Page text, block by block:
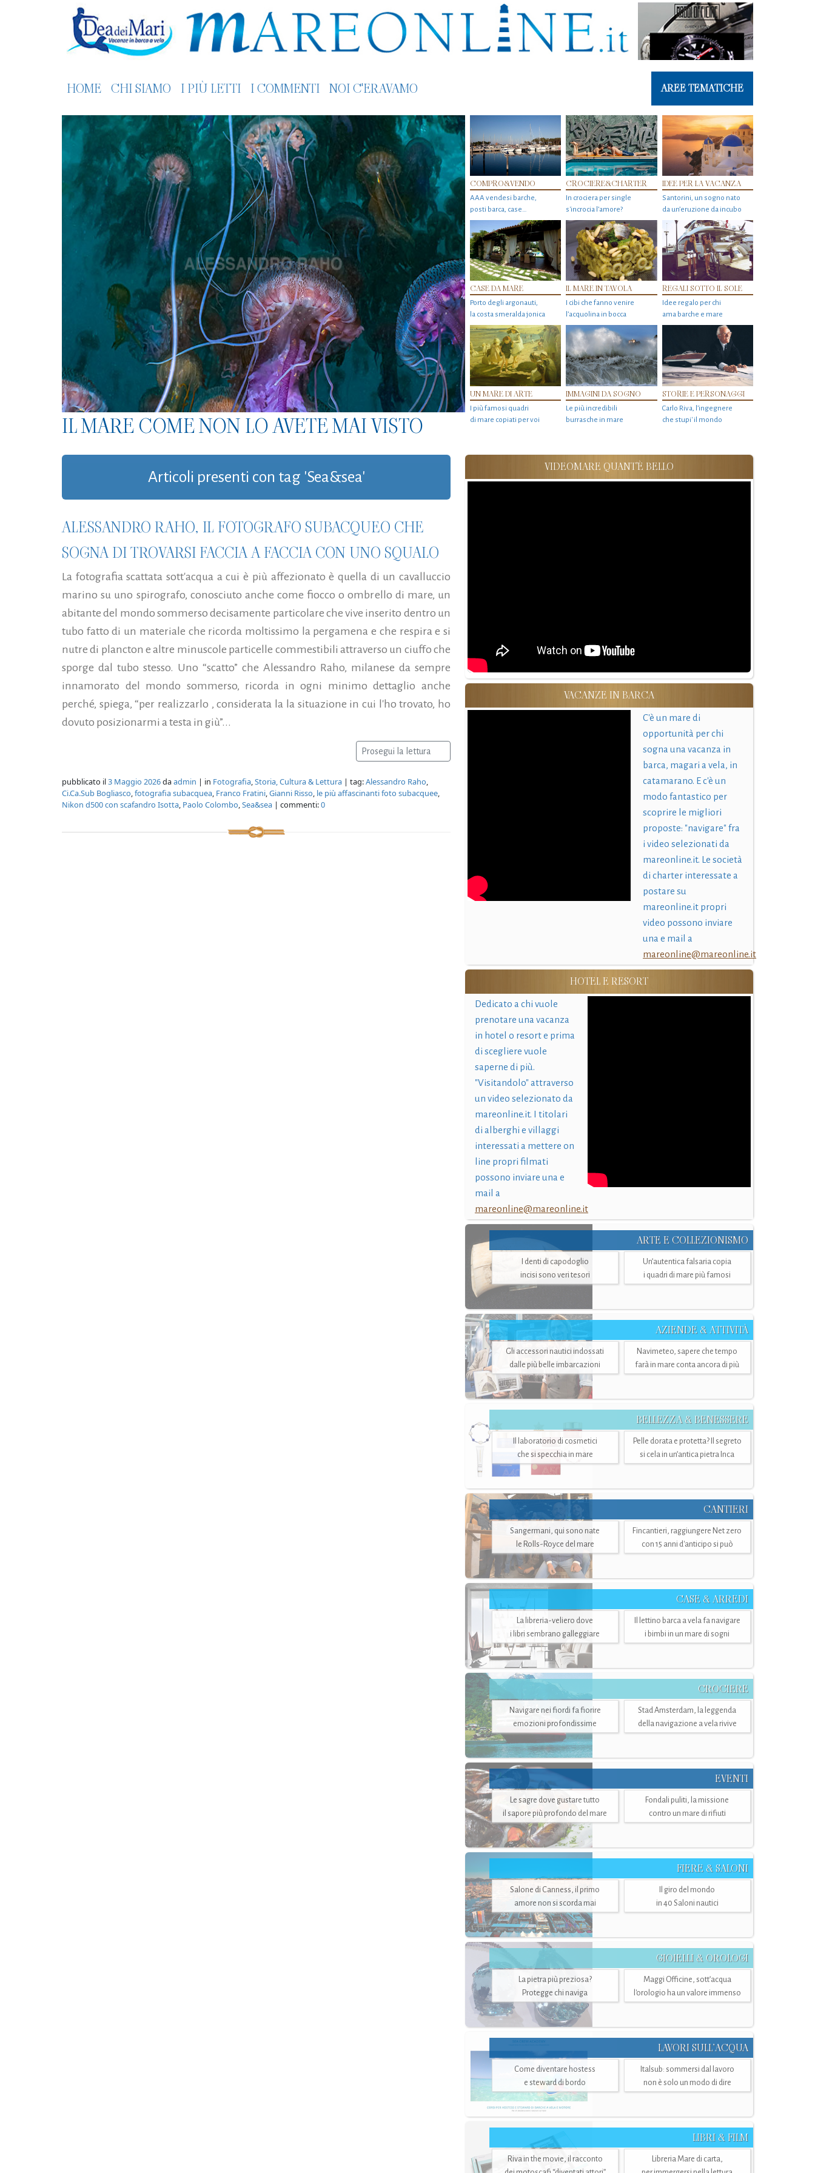
HOME CHI SIAMO I PIÙ LETTI I COMMENTI NOI C'ERAVAMO AREE TEMATICHE
IL MARE COME NON LO AVETE MAI VISTO
COMPRO&VENDO
AAA vendesi barche,
posti barca, case…
CROCIERE&CHARTER
In crociera per single
s'incrocia l’amore?
IDEE PER LA VACANZA
Santorini, un sogno nato
da un’eruzione da incubo
CASE DA MARE
Porto degli argonauti,
la costa smeralda jonica
IL MARE IN TAVOLA
I cibi che fanno venire
l’acquolina in bocca
REGALI SOTTO IL SOLE
Idee regalo per chi
ama barche e mare
UN MARE DI ARTE
I più famosi quadri
di mare copiati per voi
IMMAGINI DA SOGNO
Le più incredibili
burrasche in mare
STORIE E PERSONAGGI
Carlo Riva, l’ingegnere
che stupi' il mondo
Articoli presenti con tag 'Sea&sea'
ALESSANDRO RAHO, IL FOTOGRAFO SUBACQUEO CHE
SOGNA DI TROVARSI FACCIA A FACCIA CON UNO SQUALO
La fotografia scattata sott'acqua a cui è più affezionato è quella di un cavalluccio
marino su uno spirografo, conosciuto anche come fiocco o ombrello di mare, un
abitante del mondo sommerso decisamente particolare che vive inserito dentro un
tubo fatto di un materiale che ricorda moltissimo la pergamena e che respira e si
nutre di plancton e altre minuscole particelle commestibili attraverso un ciuffo che
sporge dal tubo stesso. Uno “scatto” che Alessandro Raho, milanese da sempre
innamorato del mondo sommerso, ricorda in ogni minimo dettaglio anche
perché, spiega, “per realizzarlo , considerata la la situazione in cui l'ho trovato, ho
dovuto posizionarmi a testa in giù”...
Prosegui la lettura
pubblicato il3 Maggio 2026daadmin | in Fotografia,Storia, Cultura & Lettura | tag:Alessandro Raho,
Ci.Ca.Sub Bogliasco,fotografia subacquea, Franco Fratini,Gianni Risso, le più affascinanti foto subacquee,
Nikon d500 con scafandro Isotta, Paolo Colombo,Sea&sea | commenti:0
VIDEOMARE QUANT'È BELLO
VACANZE IN BARCA
C'è un mare di
opportunità per chi
sogna una vacanza in
barca, magari a vela, in
catamarano. E c'è un
modo fantastico per
scoprire le migliori
proposte: "navigare" fra
i video selezionati da
mareonline.it. Le società
di charter interessate a
postare su
mareonline.it propri
video possono inviare
una e mail a
mareonline@mareonline.it
HOTEL E RESORT
Dedicato a chi vuole
prenotare una vacanza
in hotel o resort e prima
di scegliere vuole
saperne di più.
"Visitandolo" attraverso
un video selezionato da
mareonline.it. I titolari
di alberghi e villaggi
interessati a mettere on
line propri filmati
possono inviare una e
mail a
mareonline@mareonline.it
ARTE E COLLEZIONISMO
I denti di capodoglio
incisi sono veri tesori
Un’autentica falsaria copia
i quadri di mare più famosi
AZIENDE & ATTIVITÀ
Gli accessori nautici indossati
dalle più belle imbarcazioni
Navimeteo, sapere che tempo
farà in mare conta ancora di più
BELLEZZA & BENESSERE
Il laboratorio di cosmetici
che si specchia in mare
Pelle dorata e protetta? Il segreto
si cela in un’antica pietra Inca
CANTIERI
Sangermani, qui sono nate
le Rolls-Royce del mare
Fincantieri, raggiungere Net zero
con 15 anni d'anticipo si può
CASE & ARREDI
La libreria-veliero dove
i libri sembrano galleggiare
Il lettino barca a vela fa navigare
i bimbi in un mare di sogni
CROCIERE
Navigare nei fiordi fa fiorire
emozioni profondissime
Stad Amsterdam, la leggenda
della navigazione a vela rivive
EVENTI
Le sagre dove gustare tutto
il sapore più profondo del mare
Fondali puliti, la missione
contro un mare di rifiuti
FIERE & SALONI
Salone di Canness, il primo
amore non si scorda mai
Il giro del mondo
in 40 Saloni nautici
GIOIELLI & OROLOGI
La pietra più preziosa?
Protegge chi naviga
Maggi Officine, sott’acqua
l'orologio ha un valore immenso
LAVORI SULL’ACQUA
Come diventare hostess
e steward di bordo
Italsub: sommersi dal lavoro
non è solo un modo di dire
LIBRI & FILM
Riva in the movie, il racconto
Libreria Mare di carta,